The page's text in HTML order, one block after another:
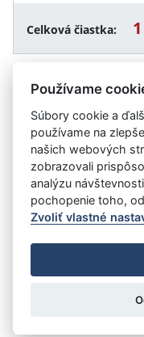
Celková čiastka:
Vystavil:
Úrad vlády SR
-
Prehlásenie o
Nastavenia cookies
:
Používame
Súbory cookie a
používame na
našich webových
zobrazovali
analýzu
pochopenie toho,
Zvoliť vlastné